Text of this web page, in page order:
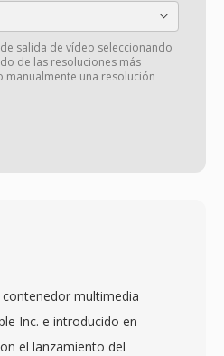
salida de vídeo seleccionando
de las resoluciones más
una resolución
multimedia
Inc. e introducido en
el lanzamiento del